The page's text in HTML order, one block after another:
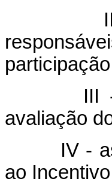
II - a
III - as
avaliação
IV - as
ao